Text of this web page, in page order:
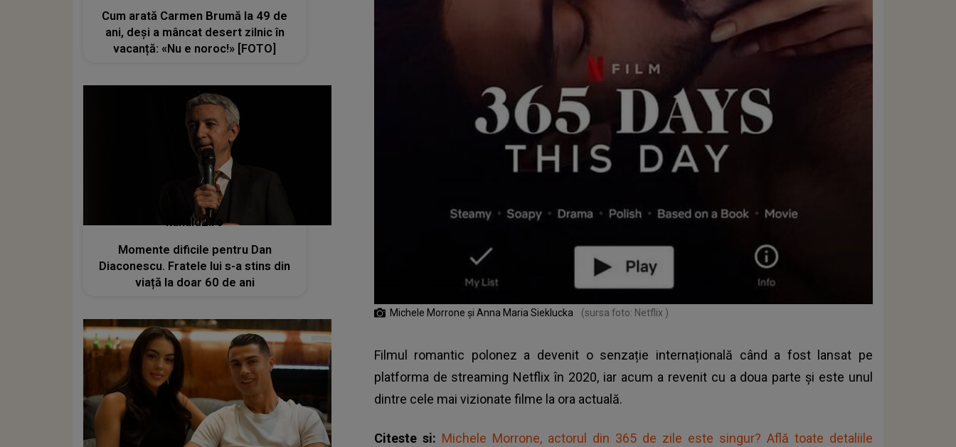
Michele Morrone și Anna Maria Sieklucka (sursa foto: Netflix )
Filmul romantic polonez a devenit o senzație internațională când a fost lansat pe
platforma de streaming Netflix în 2020, iar acum a revenit cu a doua parte și este unul
dintre cele mai vizionate filme la ora actuală.
Citeste si: Michele Morrone, actorul din 365 de zile este singur? Află toate detaliile
Cum arată Carmen Brumă la 49 de
ani, deși a mâncat desert zilnic în
vacanță: «Nu e noroc!» [FOTO]
kanald2.ro
Momente dificile pentru Dan
Diaconescu. Fratele lui s-a stins din
viață la doar 60 de ani